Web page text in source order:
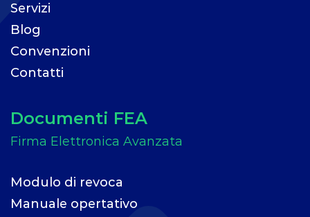
Servizi
Blog
Convenzioni
Contatti
Documenti FEA
Modulo di revoca
Manuale opertativo